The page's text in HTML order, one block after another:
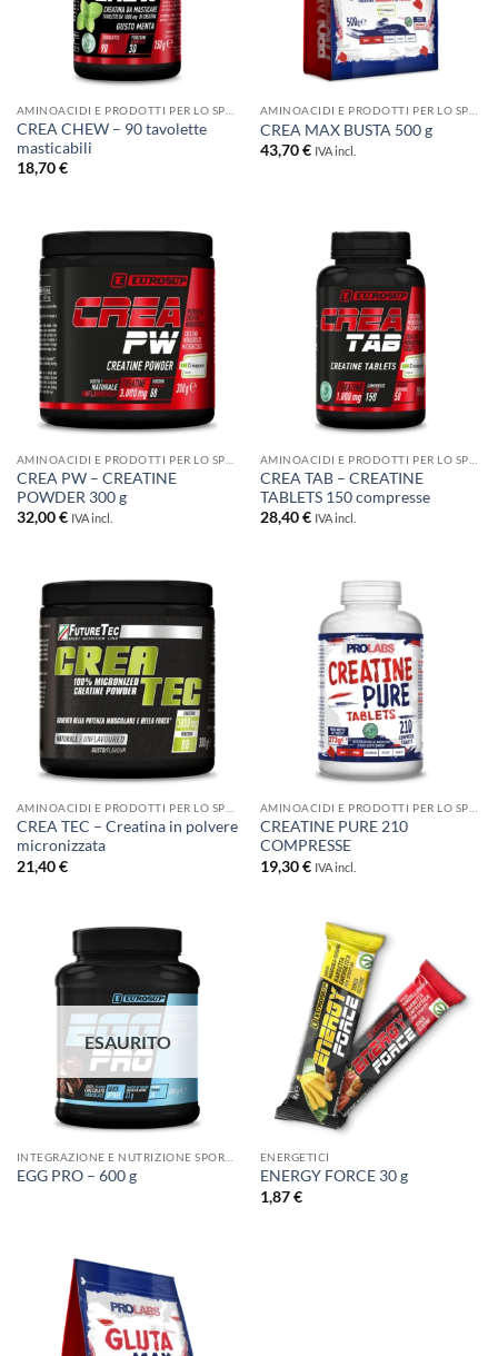
CREA CHEW – 90 tavolette
masticabili
18,70€
CREA MAX BUSTA 500 g
43,70€ IVA incl.
CREA PW – CREATINE
POWDER 300 g
32,00€ IVA incl.
CREA TAB – CREATINE
TABLETS 150 compresse
28,40€ IVA incl.
AMINOACIDI E PRODOTTI PER LO SPORT
CREA TEC – Creatina in polvere
micronizzata
21,40€
AMINOACIDI E PRODOTTI PER LO SPORT
CREATINE PURE 210
COMPRESSE
19,30€ IVA incl.
ESAURITO
EGG PRO – 600 g
ENERGETICI
ENERGY FORCE 30 g
1,87€